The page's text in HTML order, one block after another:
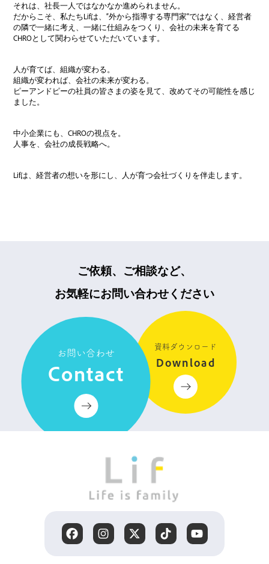
それは、社長一人ではなかなか進められません。
だからこそ、私たちLifは、“外から指導する専門家”ではなく、経営者
の隣で一緒に考え、一緒に仕組みをつくり、会社の未来を育てる
CHROとして関わらせていただいています。
人が育てば、組織が変わる。
組織が変われば、会社の未来が変わる。
ピーアンドピーの社員の皆さまの姿を見て、改めてその可能性を感じ
ました。
中小企業にも、CHROの視点を。
人事を、会社の成長戦略へ。
Lifは、経営者の想いを形にし、人が育つ会社づくりを伴走します。
ご依頼、ご相談など、
お気軽にお問い合わせください
お問い合わせ
Contact
資料ダウンロード
Download